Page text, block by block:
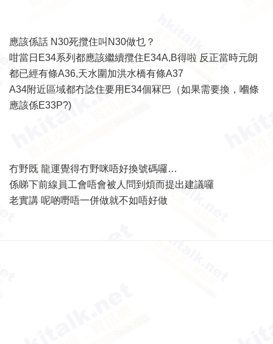
應該係話 N30死攬住叫N30做乜？
咁當日E34系列都應該繼續攬住E34A,B得啦 反正當時元朗
都已經有條A36,天水圍加洪水橋有條A37
A34附近區域都冇諗住要用E34個冧巴（如果需要換，嗰條
應該係E33P?)
冇野既 龍運覺得冇野咪唔好換號碼囉…
係睇下前線員工會唔會被人問到煩而提出建議囉
老實講 呢啲嘢唔一併做就不如唔好做